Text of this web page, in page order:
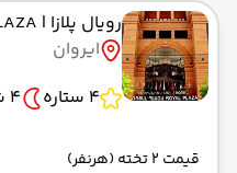
رویال پلازا | ROYAL PLAZA
ایروان
4 ستاره
4 شب
قیمت 2 تخته (هرنفر)